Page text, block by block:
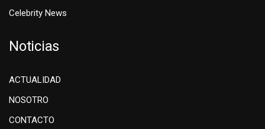
Celebrity News
Noticias
ACTUALIDAD
NOSOTRO
CONTACTO